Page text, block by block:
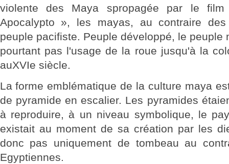
violente des Maya spropagée par le
Apocalypto », les mayas, au contraire
peuple pacifiste. Peuple développé, le peuple
pourtant pas l'usage de la roue jusqu'à la
auXVIe siècle.
La forme emblématique de la culture maya
de pyramide en escalier. Les pyramides
à reproduire, à un niveau symbolique, le
existait au moment de sa création par les
donc pas uniquement de tombeau au
Egyptiennes.